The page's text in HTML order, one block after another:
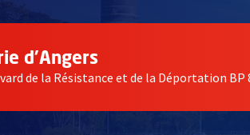
d'Angers
de la Résistance et de la Déportation BP